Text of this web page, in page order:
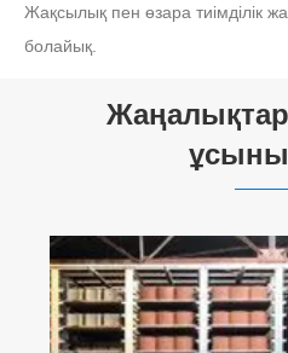
Жақсылық пен өзара тиімділік
болайық.